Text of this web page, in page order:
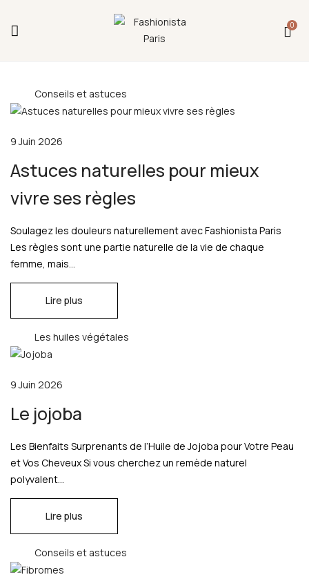
0
Conseils et astuces
9 Juin 2026
Astuces naturelles pour mieux
vivre ses règles
Soulagez les douleurs naturellement avec Fashionista Paris
Les règles sont une partie naturelle de la vie de chaque
femme, mais...
Lire plus
Les huiles végétales
9 Juin 2026
Le jojoba
Les Bienfaits Surprenants de l’Huile de Jojoba pour Votre Peau
et Vos Cheveux Si vous cherchez un remède naturel
polyvalent...
Lire plus
Conseils et astuces
Fermeture annuelle du 17 juillet 16h au 12 août.
L'ajout au panier est indisponible et aucune
commande ni remise en main propre ne sera